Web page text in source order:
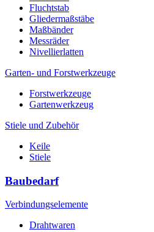
Fluchtstab
Gliedermaßstäbe
Maßbänder
Messräder
Nivellierlatten
Garten- und Forstwerkzeuge
Forstwerkzeuge
Gartenwerkzeug
Stiele und Zubehör
Keile
Stiele
Baubedarf
Verbindungselemente
Drahtwaren